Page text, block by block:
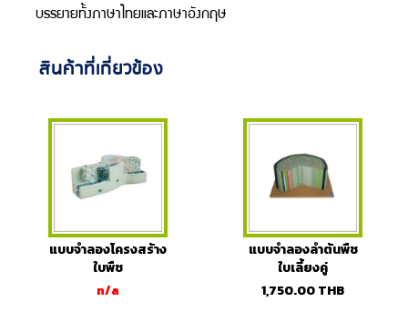
บรรยายทั้งภาษาไทยและภาษาอังกฤษ
สินค้าที่เกี่ยวข้อง
แบบจำลองโครงสร้าง
ใบพืช
n/a
แบบจำลองลำต้นพืช
ใบเลี้ยงคู่
1,750.00THB